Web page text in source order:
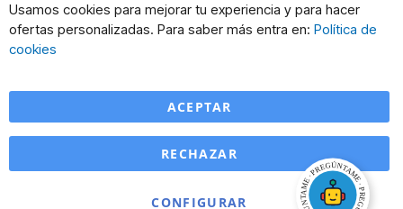
Usamos cookies para mejorar tu experiencia y para hacer
ofertas personalizadas. Para saber más entra en: Política de
cookies
ACEPTAR
CONFIGURAR
RECHAZAR